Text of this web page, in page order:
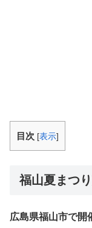
目次 [表示]
福山夏まつ
広島県福山市で開